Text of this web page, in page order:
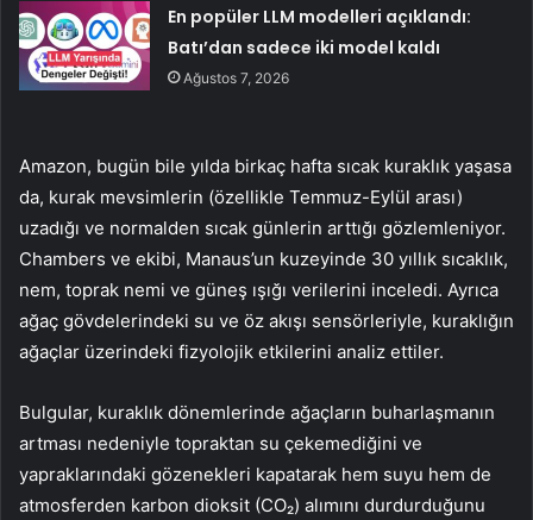
En popüler LLM modelleri açıklandı:
Batı’dan sadece iki model kaldı
Ağustos 7, 2026
Amazon, bugün bile yılda birkaç hafta sıcak kuraklık yaşasa
da, kurak mevsimlerin (özellikle Temmuz-Eylül arası)
uzadığı ve normalden sıcak günlerin arttığı gözlemleniyor.
Chambers ve ekibi, Manaus’un kuzeyinde 30 yıllık sıcaklık,
nem, toprak nemi ve güneş ışığı verilerini inceledi. Ayrıca
ağaç gövdelerindeki su ve öz akışı sensörleriyle, kuraklığın
ağaçlar üzerindeki fizyolojik etkilerini analiz ettiler.
Bulgular, kuraklık dönemlerinde ağaçların buharlaşmanın
artması nedeniyle topraktan su çekemediğini ve
yapraklarındaki gözenekleri kapatarak hem suyu hem de
atmosferden karbon dioksit (CO₂) alımını durdurduğunu